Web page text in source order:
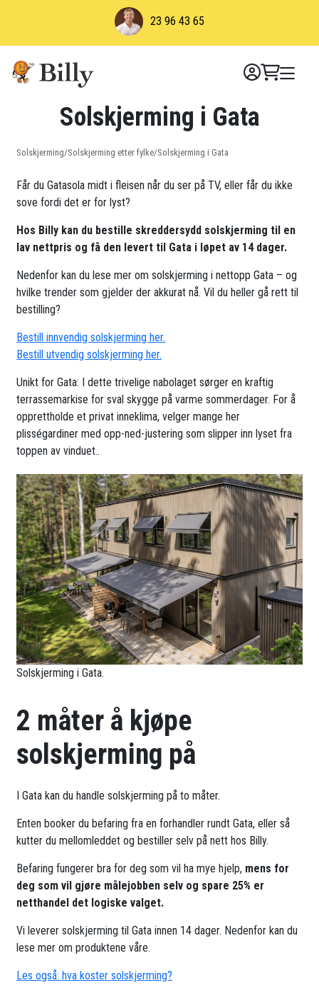
23 96 43 65
Solskjerming i Gata
Solskjerming/Solskjerming etter fylke/Solskjerming i Gata
Får du Gatasola midt i fleisen når du ser på TV, eller får du ikke
sove fordi det er for lyst?
Hos Billy kan du bestille skreddersydd solskjerming til en
lav nettpris og få den levert til Gata i løpet av 14 dager.
Nedenfor kan du lese mer om solskjerming i nettopp Gata – og
hvilke trender som gjelder der akkurat nå. Vil du heller gå rett til
bestilling?
Bestill innvendig solskjerming her.
Bestill utvendig solskjerming her.
Unikt for Gata: I dette trivelige nabolaget sørger en kraftig
terrassemarkise for sval skygge på varme sommerdager. For å
opprettholde et privat inneklima, velger mange her
plisségardiner med opp-ned-justering som slipper inn lyset fra
toppen av vinduet..
Solskjerming i Gata.
2 måter å kjøpe
solskjerming på
I Gata kan du handle solskjerming på to måter.
Enten booker du befaring fra en forhandler rundt Gata, eller så
kutter du mellomleddet og bestiller selv på nett hos Billy.
Befaring fungerer bra for deg som vil ha mye hjelp, mens for
deg som vil gjøre målejobben selv og spare 25% er
netthandel det logiske valget.
Vi leverer solskjerming til Gata innen 14 dager. Nedenfor kan du
lese mer om produktene våre.
Les også: hva koster solskjerming?